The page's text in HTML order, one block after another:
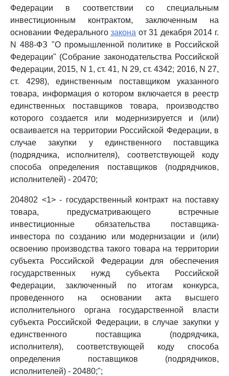
Федерации в соответствии со специальным
инвестиционным контрактом, заключенным на
основании Федеральногозакона от 31 декабря 2014 г.
N 488-ФЗ "О промышленной политике в Российской
Федерации" (Собрание законодательства Российской
Федерации, 2015, N 1, ст. 41, N 29, ст. 4342; 2016, N 27,
ст. 4298), единственным поставщиком указанного
товара, информация о котором включается в реестр
единственных поставщиков товара, производство
которого создается или модернизируется и (или)
осваивается на территории Российской Федерации, в
случае закупки у единственного поставщика
(подрядчика, исполнителя), соответствующей коду
способа определения поставщиков (подрядчиков,
исполнителей) - 20470;
204802 <1> - государственный контракт на поставку
товара, предусматривающего встречные
инвестиционные обязательства поставщика-
инвестора по созданию или модернизации и (или)
освоению производства такого товара на территории
субъекта Российской Федерации для обеспечения
государственных нужд субъекта Российской
Федерации, заключенный по итогам конкурса,
проведенного на основании акта высшего
исполнительного органа государственной власти
субъекта Российской Федерации, в случае закупки у
единственного поставщика (подрядчика,
исполнителя), соответствующей коду способа
определения поставщиков (подрядчиков,
исполнителей) - 20480;";